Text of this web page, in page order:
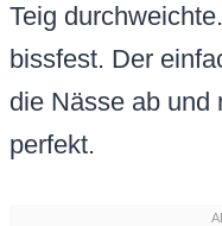
Teig
bissfest. Der
die Nässe ab und
perfekt.